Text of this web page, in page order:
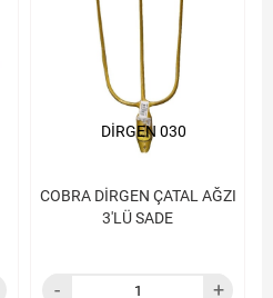
COBRA DİRGEN ÇATAL AĞZI
3'LÜ SADE
DİRGEN 030